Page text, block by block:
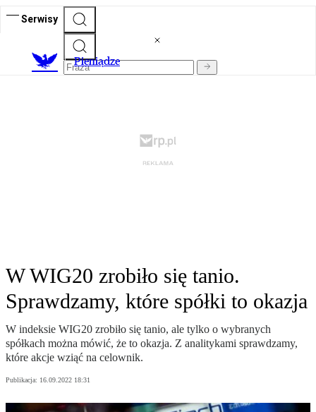
Serwisy
Pieniądze
W WIG20 zrobiło się tanio.
Sprawdzamy, które spółki to okazja
W indeksie WIG20 zrobiło się tanio, ale tylko o wybranych
spółkach można mówić, że to okazja. Z analitykami sprawdzamy,
które akcje wziąć na celownik.
Publikacja: 16.09.2022 18:31